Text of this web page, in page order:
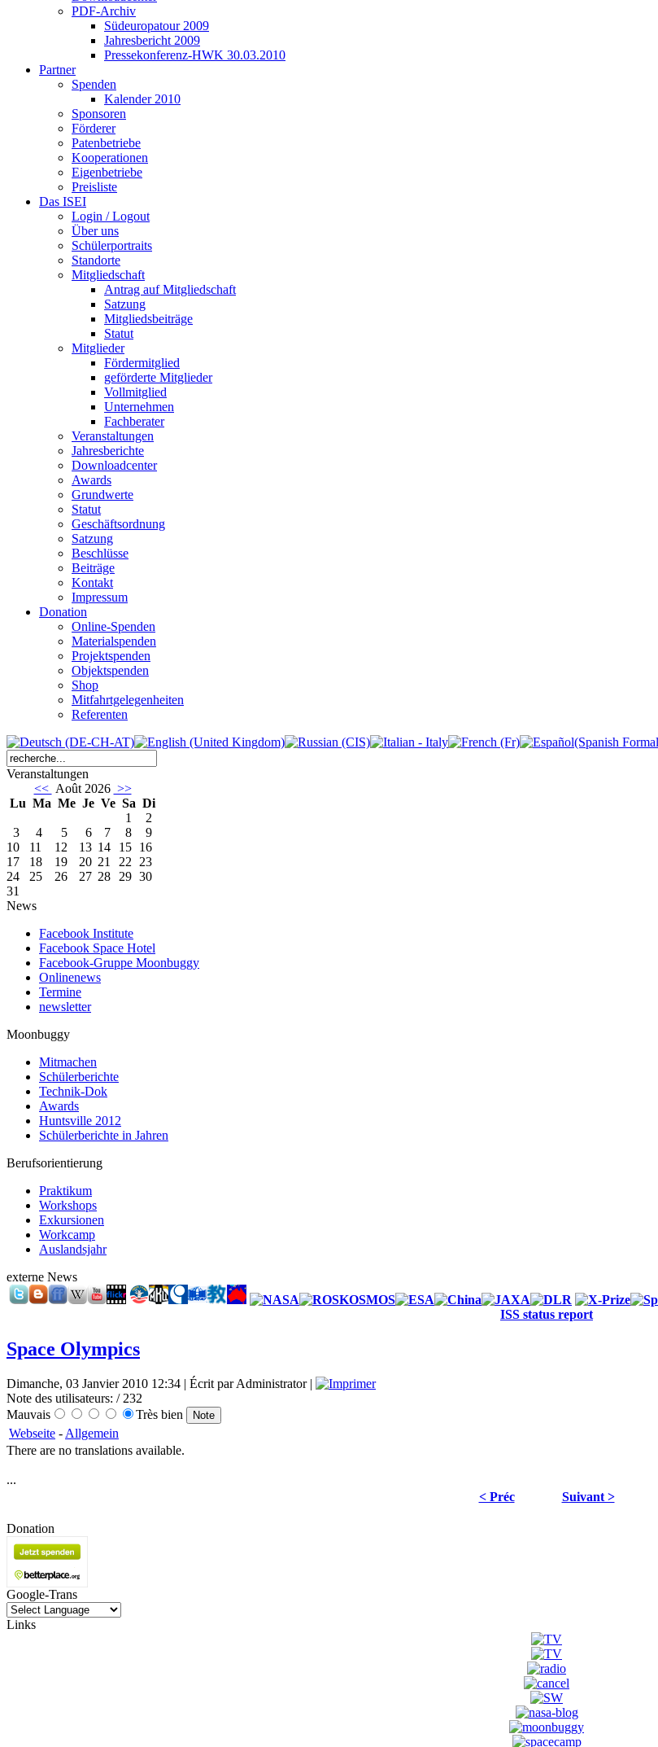
PDF-Archiv
Südeuropatour 2009
Jahresbericht 2009
Pressekonferenz-HWK 30.03.2010
Partner
Spenden
Kalender 2010
Sponsoren
Förderer
Patenbetriebe
Kooperationen
Eigenbetriebe
Preisliste
Das ISEI
Login / Logout
Über uns
Schülerportraits
Standorte
Mitgliedschaft
Antrag auf Mitgliedschaft
Satzung
Mitgliedsbeiträge
Statut
Mitglieder
Fördermitglied
geförderte Mitglieder
Vollmitglied
Unternehmen
Fachberater
Veranstaltungen
Jahresberichte
Downloadcenter
Awards
Grundwerte
Statut
Geschäftsordnung
Satzung
Beschlüsse
Beiträge
Kontakt
Impressum
Donation
Online-Spenden
Materialspenden
Projektspenden
Objektspenden
Shop
Mitfahrtgelegenheiten
Referenten
Veranstaltungen
<< Août 2026 >>
Lu Ma Me Je Ve Sa Di
1
2
3
4 5 6 7 8
9
10
11 12 13 14 15 16
17
18 19 20 21 22 23
24
25 26 27 28 29 30
31
News
Facebook Institute
Facebook Space Hotel
Facebook-Gruppe Moonbuggy
Onlinenews
Termine
newsletter
Moonbuggy
Mitmachen
Schülerberichte
Technik-Dok
Awards
Huntsville 2012
Schülerberichte in Jahren
Berufsorientierung
Praktikum
Workshops
Exkursionen
Workcamp
Auslandsjahr
externe News
ISS status report
Space Olympics
Dimanche, 03 Janvier 2010 12:34 | Écrit par Administrator |
Note des utilisateurs: / 232
Mauvais
Très bien
Webseite - Allgemein
There are no translations available.
...
< Préc
Suivant >
Donation
Google-Trans
Links